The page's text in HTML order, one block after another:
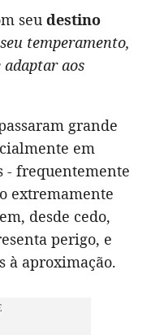
seu destino
temperamento,
adaptar aos
grande
em
- frequentemente
extremamente
desde cedo,
perigo, e
à aproximação.